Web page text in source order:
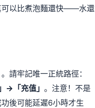
可以比煮泡麵還快——水還
請牢記唯一正統路徑：
「充值」 。注意！不是
後可能延遲6小時才生